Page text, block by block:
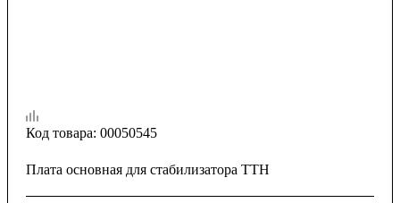
Код товара: 00050545
Плата основная для стабилизатора ТТН